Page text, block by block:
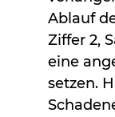
Ablauf
Ziffer 2,
eine
setzen.